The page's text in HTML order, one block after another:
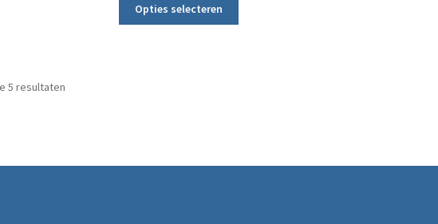
Opties selecteren
5 resultaten